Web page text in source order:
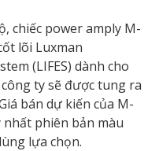
chiếc power amply M-
lõi Luxman
(LIFES) dành cho
ty sẽ được tung ra
bán dự kiến của M-
nhất phiên bản màu
lựa chọn.